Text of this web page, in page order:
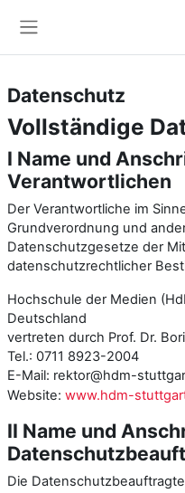
Datenschutz
Vollständige
I Name und
Verantwortlichen
Der Verantwortliche im
Grundverordnung und
Datenschutzgesetze der
datenschutzrechtlicher
Hochschule der Medien
Deutschland
vertreten durch Prof. Dr.
Tel.: 0711 8923-2004
E-Mail: rektor@hdm-
Website: www.hdm-
II Name und
Die